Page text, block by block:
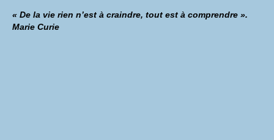
« De la vie rien n’est à craindre, tout est à comprendre ».
Marie Curie